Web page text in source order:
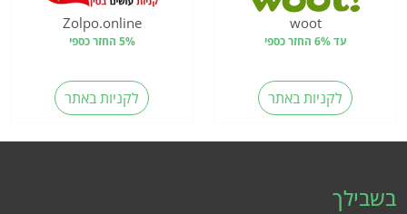
woot
עד 6% החזר כספי
לקניות באתר
Zolpo.online
5% החזר כספי
לקניות באתר
בשבילך